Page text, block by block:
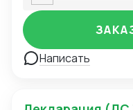
Написать